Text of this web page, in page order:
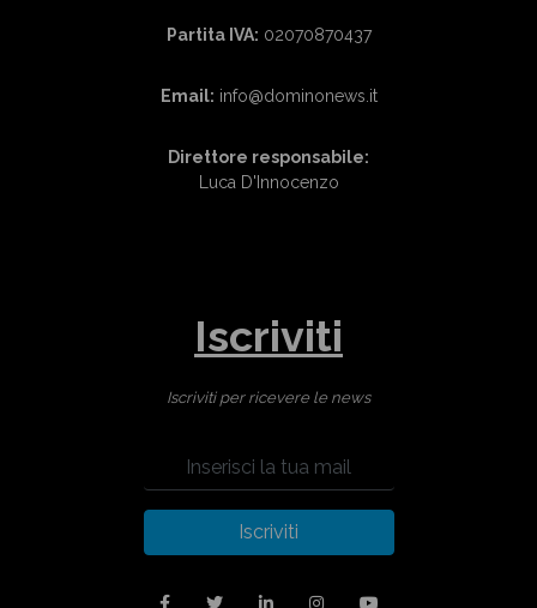
Partita IVA: 02070870437
Email: info@dominonews.it
Direttore responsabile:
Luca D'Innocenzo
Iscriviti
Iscriviti per ricevere le news
Iscriviti